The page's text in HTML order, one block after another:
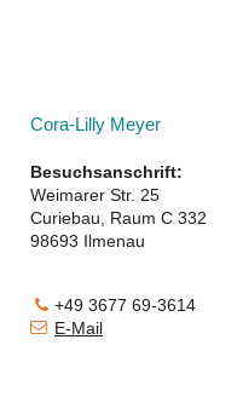
Cora-Lilly Meyer
Besuchsanschrift:
Weimarer Str. 25
Curiebau, Raum C 332
98693 Ilmenau
+49 3677 69-3614
E-Mail